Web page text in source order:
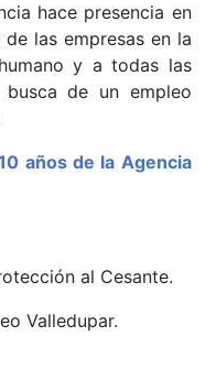
hace presencia en
las empresas en la
y a todas las
de un empleo
años de la Agencia
al Cesante.
Valledupar.